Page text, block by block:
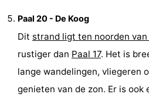
Schiermonnikoog
Ameland
Terschelling
Paal 20 - De Koog
Dit strand ligt ten noorden van
rustiger dan Paal 17. Het is
lange wandelingen, vliegeren
genieten van de zon. Er is